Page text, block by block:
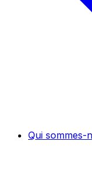
Qui sommes-